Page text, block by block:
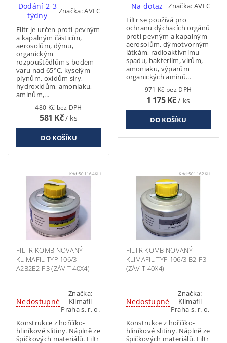
Dodání 2-3
týdny
Značka:AVEC
Filtr je určen proti pevným
a kapalným částicím,
aerosolům, dýmu,
organickým
rozpouštědlům s bodem
varu nad 65°C, kyselým
plynům, oxidům síry,
hydroxidům, amoniaku,
aminům,...
480 Kč bez DPH
581 Kč/ ks
Na dotaz Značka: AVEC
Filtr se používá pro
ochranu dýchacích orgánů
proti pevným a kapalným
aerosolům, dýmotvorným
látkám, radioaktivnímu
spadu, bakteriím, virům,
amoniaku, výparům
organických aminů...
971 Kč bez DPH
1 175 Kč/ ks
Kód:501164KLI
FILTR KOMBINOVANÝ
KLIMAFIL TYP 106/3
A2B2E2-P3 (ZÁVIT 40X4)
Nedostupné
Značka:
Klimafil
Praha s. r. o.
Konstrukce z hořčíko-
hliníkové slitiny. Náplně ze
špičkových materiálů. Filtr
Kód: 501162KLI
FILTR KOMBINOVANÝ
KLIMAFIL TYP 106/3 B2-P3
(ZÁVIT 40X4)
Nedostupné
Značka:
Klimafil
Praha s. r. o.
Konstrukce z hořčíko-
hliníkové slitiny. Náplně ze
špičkových materiálů. Filtr